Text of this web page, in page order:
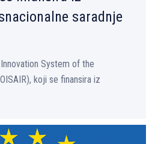
saradnje
System of the
koji se finansira iz